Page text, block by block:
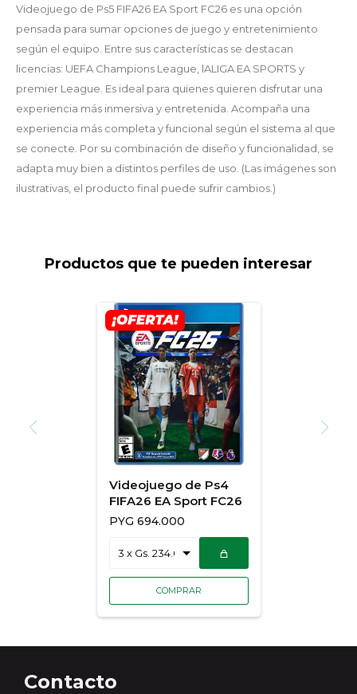
Videojuego de Ps5 FIFA26 EA Sport FC26 es una opción
pensada para sumar opciones de juego y entretenimiento
según el equipo. Entre sus características se destacan
licencias: UEFA Champions League, lALIGA EA SPORTS y
premier League. Es ideal para quienes quieren disfrutar una
experiencia más inmersiva y entretenida. Acompaña una
experiencia más completa y funcional según el sistema al que
se conecte. Por su combinación de diseño y funcionalidad, se
adapta muy bien a distintos perfiles de uso. (Las imágenes son
ilustrativas, el producto final puede sufrir cambios.)
Productos que te pueden interesar
Videojuego de Ps4
FIFA26 EA Sport FC26
PYG 694.000
Contacto